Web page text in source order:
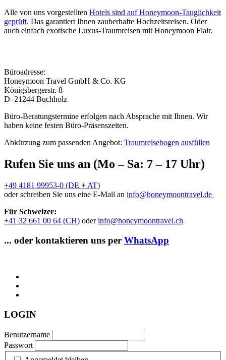
Alle von uns vorgestellten Hotels sind auf Honeymoon-Tauglichkeit
geprüft. Das garantiert Ihnen zauberhafte Hochzeitsreisen. Oder
auch einfach exotische Luxus-Traumreisen mit Honeymoon Flair.
Büroadresse:
Honeymoon Travel GmbH & Co. KG
Königsbergerstr. 8
D–21244 Buchholz
Büro-Beratungstermine erfolgen nach Absprache mit Ihnen. Wir
haben keine festen Büro-Präsenszeiten.
Abkürzung zum passenden Angebot: Traumreisebogen ausfüllen
Rufen Sie uns an (Mo – Sa: 7 – 17 Uhr)
+49 4181 99953-0 (DE + AT)
oder schreiben Sie uns eine E-Mail an info@honeymoontravel.de
Für Schweizer:
+41 32 661 00 64 (CH) oderinfo@honeymoontravel.ch
... oder kontaktieren uns per WhatsApp
LOGIN
Benutzername
Passwort